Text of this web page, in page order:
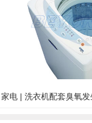
家电 | 洗衣机配套臭氧发